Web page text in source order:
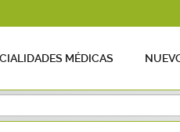
MÉDICAS